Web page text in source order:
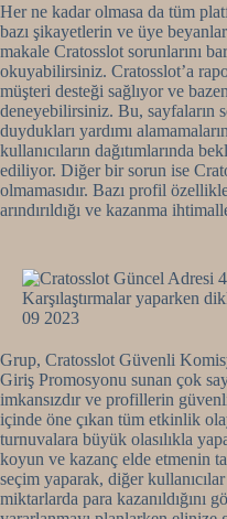
Her ne kadar olmasa da tüm
bazı şikayetlerin ve üye
makale Cratosslot sorunlarını
okuyabilirsiniz. Cratosslot’a
müşteri desteği sağlıyor ve
deneyebilirsiniz. Bu, sayfaların
duydukları yardımı
kullanıcıların dağıtımlarında
ediliyor. Diğer bir sorun ise
olmamasıdır. Bazı profil
arındırıldığı ve kazanma
Grup, Cratosslot Güvenli
Giriş Promosyonu sunan çok
imkansızdır ve profillerin
içinde öne çıkan tüm etkinlik
turnuvalara büyük olasılıkla
koyun ve kazanç elde etmenin
seçim yaparak, diğer
miktarlarda para kazanıldığını